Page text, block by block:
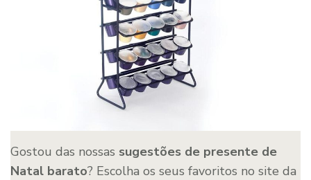
Gostou das nossas sugestões de presente de
Natal barato? Escolha os seus favoritos no site da